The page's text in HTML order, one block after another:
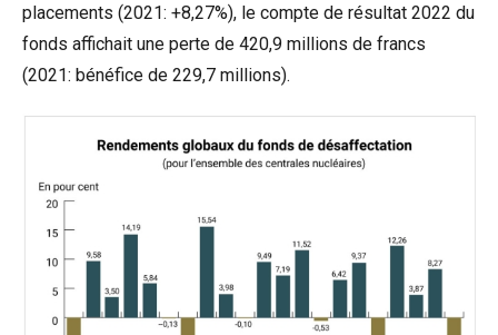
placements (2021: +8,27%), le compte de résultat 2022 du
fonds affichait une perte de 420,9 millions de francs
(2021: bénéfice de 229,7 millions).